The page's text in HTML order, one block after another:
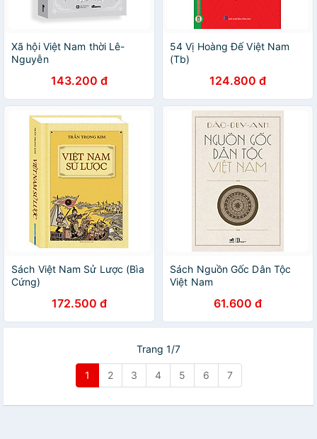
Xã hội Việt Nam thời Lê-
Nguyễn
143.200 đ
54 Vị Hoàng Đế Việt Nam
(Tb)
124.800 đ
Sách Việt Nam Sử Lược (Bìa
Cứng)
172.500 đ
Sách Nguồn Gốc Dân Tộc
Việt Nam
61.600 đ
Trang 1/7
1 2 3 4 5 6 7